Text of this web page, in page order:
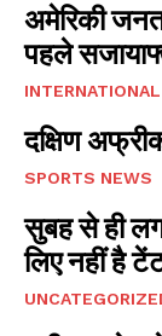
अमेरिकी
पहले
INTERNATIONAL
दक्षिण
SPORTS NEWS
सुबह से ही
लिए नहीं है